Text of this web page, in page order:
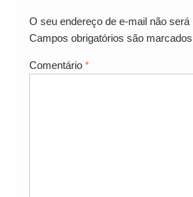
O seu endereço de e-mail não será
Campos obrigatórios são
Comentário *